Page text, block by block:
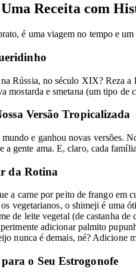
Receita com
é uma viagem no tempo e
Rússia, no século XIX? Reza
mostarda e smetana (um tipo de
Versão Tropicalizada
e ganhou novas versões.
a gente ama. E, claro, cada
da Rotina
a carne por peito de frango em
os vegetarianos, o shimeji é uma
de leite vegetal (de castanha
adicionar palmito
nunca é demais, né? Adicione
o Seu Estrogonofe